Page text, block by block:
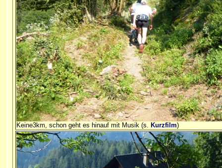
Keine3km, schon geht es hinauf mit Musik (s. Kurzfilm)